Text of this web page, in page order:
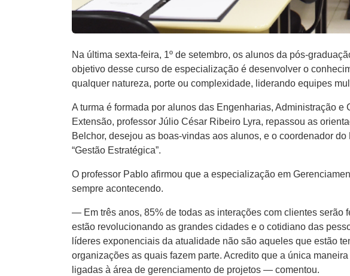
Na última sexta-feira, 1º de setembro, os alunos da pós-
objetivo desse curso de especialização é desenvolver o
qualquer natureza, porte ou complexidade, liderando equipes
A turma é formada por alunos das Engenharias, Administração
Extensão, professor Júlio César Ribeiro Lyra, repassou as
Belchor, desejou as boas-vindas aos alunos, e o coordenador
“Gestão Estratégica”.
O professor Pablo afirmou que a especialização em
sempre acontecendo.
— Em três anos, 85% de todas as interações com clientes serão
estão revolucionando as grandes cidades e o cotidiano das
líderes exponenciais da atualidade não são aqueles que estão
organizações as quais fazem parte. Acredito que a única
ligadas à área de gerenciamento de projetos — comentou.